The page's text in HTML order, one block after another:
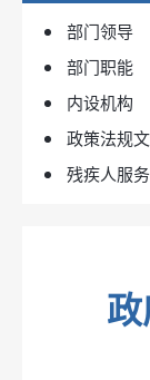
部门领导
部门职能
内设机构
政策法规
残疾人服务